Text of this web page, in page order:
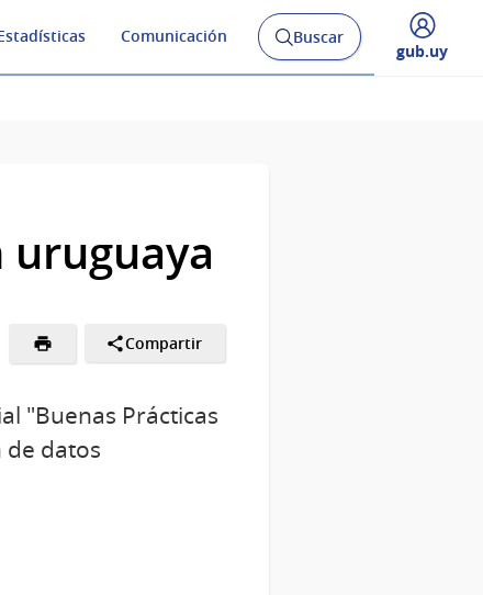
Comunicación
Abrir
buscador
Buscar
Desplegar
gub.uy
uruguaya
Compartir
"Buenas Prácticas
datos